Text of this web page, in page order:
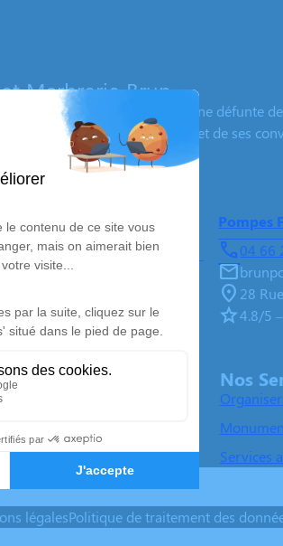
Marbrerie Brun
la mémoire de la personne défunte
de ses volontés, de ses valeurs et de ses
Marbrerie de la
Zac Le Petit Verger –
Pompes
04 66
28
4.8/5
Nos
Services
légalesPolitique de traitement des